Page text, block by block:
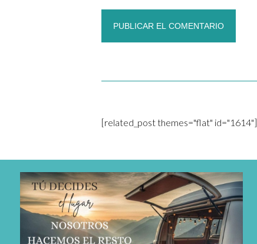
[related_post themes="flat" id="1614"]